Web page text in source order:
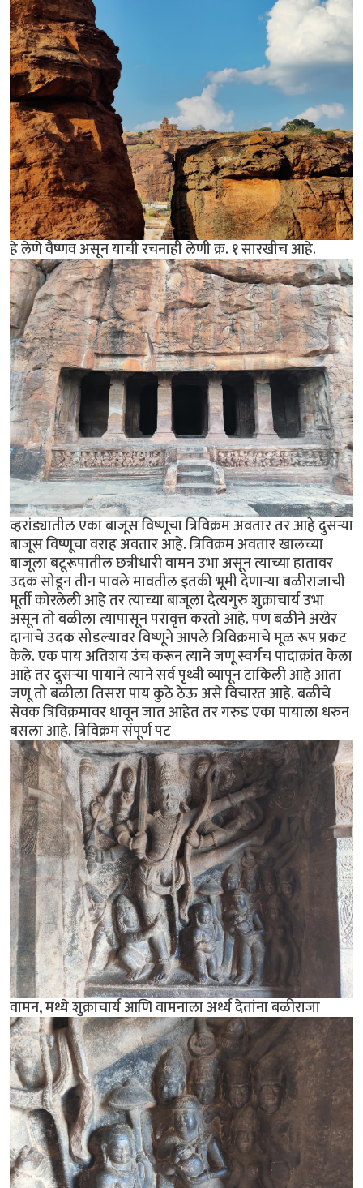
हे लेणे वैष्णव असून याची रचनाही लेणी क्र. १ सारखीच आहे.
व्हरांड्यातील एका बाजूस विष्णूचा त्रिविक्रम अवतार तर आहे दुसर्‍या
बाजूस विष्णूचा वराह अवतार आहे. त्रिविक्रम अवतार खालच्या
बाजूला बटूरूपातील छत्रीधारी वामन उभा असून त्याच्या हातावर
उदक सोडून तीन पावले मावतील इतकी भूमी देणार्‍या बळीराजाची
मूर्ती कोरलेली आहे तर त्याच्या बाजूला दैत्यगुरु शुक्राचार्य उभा
असून तो बळीला त्यापासून परावृत्त करतो आहे. पण बळीने अखेर
दानाचे उदक सोडल्यावर विष्णूने आपले त्रिविक्रमाचे मूळ रूप प्रकट
केले. एक पाय अतिशय उंच करून त्याने जणू स्वर्गच पादाक्रांत केला
आहे तर दुसर्‍या पायाने त्याने सर्व पृथ्वी व्यापून टाकिली आहे आता
जणू तो बळीला तिसरा पाय कुठे ठेऊ असे विचारत आहे. बळीचे
सेवक त्रिविक्रमावर धावून जात आहेत तर गरुड एका पायाला धरुन
बसला आहे. त्रिविक्रम संपूर्ण पट
वामन, मध्ये शुक्राचार्य आणि वामनाला अर्ध्य देतांना बळीराजा